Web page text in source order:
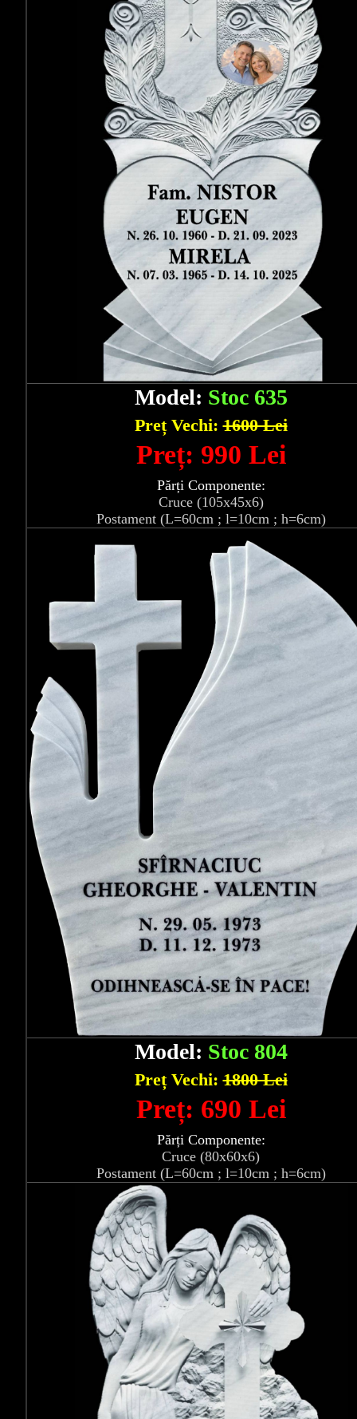
Model: Stoc 635
Preț Vechi:1600 Lei
Preț: 990 Lei
Părți Componente:
Cruce (105x45x6)
Postament (L=60cm ; l=10cm ; h=6cm)
Model: Stoc 804
Preț Vechi:1800 Lei
Preț: 690 Lei
Părți Componente:
Cruce (80x60x6)
Postament (L=60cm ; l=10cm ; h=6cm)